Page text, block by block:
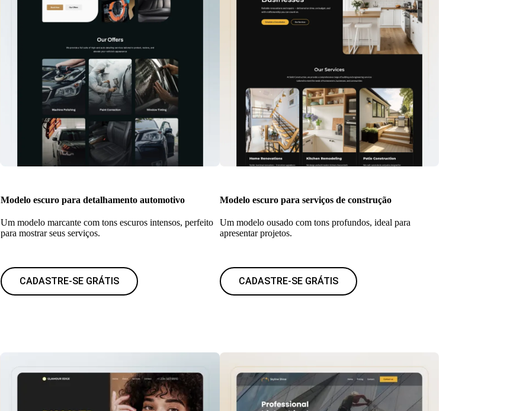
Modelo escuro para detalhamento automotivo
Um modelo marcante com tons escuros intensos, perfeito
para mostrar seus serviços.
CADASTRE-SE GRÁTIS
Modelo escuro para serviços de construção
Um modelo ousado com tons profundos, ideal para
apresentar projetos.
CADASTRE-SE GRÁTIS